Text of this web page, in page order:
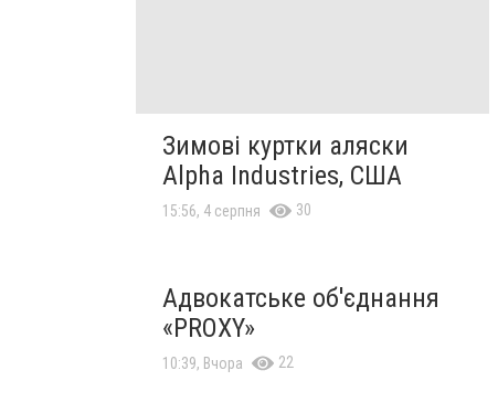
Зимові куртки аляски
Alpha Industries, США
15:56, 4 серпня 30
Адвокатське об'єднання
«PROXY»
10:39, Вчора 22